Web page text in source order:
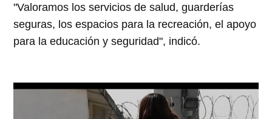
"Valoramos los servicios de salud, guarderías
seguras, los espacios para la recreación, el apoyo
para la educación y seguridad", indicó.